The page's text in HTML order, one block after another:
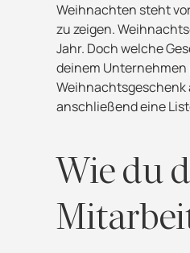
Weihnachten steht
zu zeigen.
Jahr. Doch welche
deinem Unternehmen
Weihnachtsgeschenk
anschließend eine
Wie du